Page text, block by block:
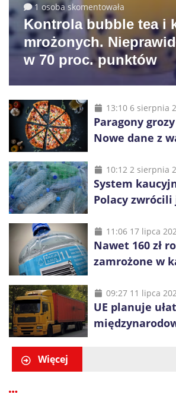
1 osoba skomentowała
Kontrola bubble tea i
mrożonych.
w 70 proc. punktów
13:10 6 sierpnia
Paragony
Nowe dane z
10:12 2 sierpnia
System
Polacy zwrócili
11:06 17 lipca
Nawet 160 zł
zamrożone w
vouchery
09:27 11 lipca
UE planuje
Więcej